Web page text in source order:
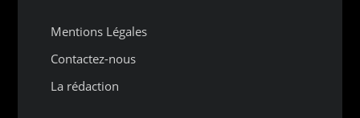
Mentions Légales
Contactez-nous
La rédaction